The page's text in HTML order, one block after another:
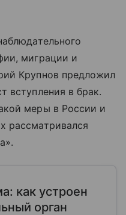
миграции и
Крупнов предложил
вступления в брак.
меры в России и
рассматривался
как устроен
орган